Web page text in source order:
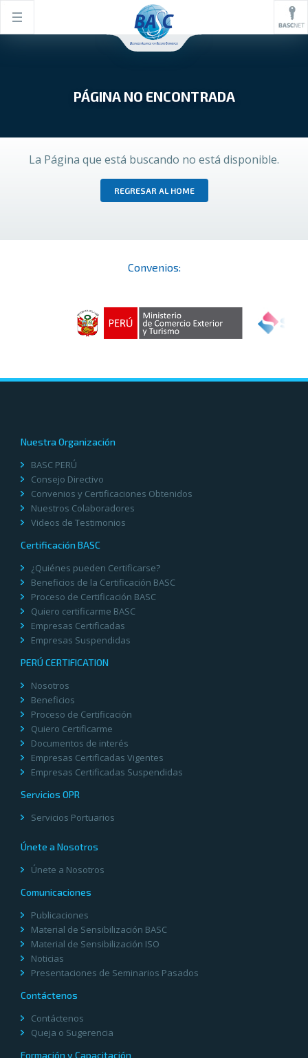
PÁGINA NO ENCONTRADA
La Página que está buscando no está disponible.
REGRESAR AL HOME
Convenios:
Nuestra Organización
BASC PERÚ
Consejo Directivo
Convenios y Certificaciones Obtenidos
Nuestros Colaboradores
Videos de Testimonios
Certificación BASC
¿Quiénes pueden Certificarse?
Beneficios de la Certificación BASC
Proceso de Certificación BASC
Quiero certificarme BASC
Empresas Certificadas
Empresas Suspendidas
PERÚ CERTIFICATION
Nosotros
Beneficios
Proceso de Certificación
Quiero Certificarme
Documentos de interés
Empresas Certificadas Vigentes
Empresas Certificadas Suspendidas
Servicios OPR
Servicios Portuarios
Únete a Nosotros
Únete a Nosotros
Comunicaciones
Publicaciones
Material de Sensibilización BASC
Material de Sensibilización ISO
Noticias
Presentaciones de Seminarios Pasados
Contáctenos
Contáctenos
Queja o Sugerencia
Formación y Capacitación